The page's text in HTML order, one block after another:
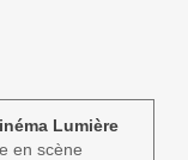
Lumière
en scène